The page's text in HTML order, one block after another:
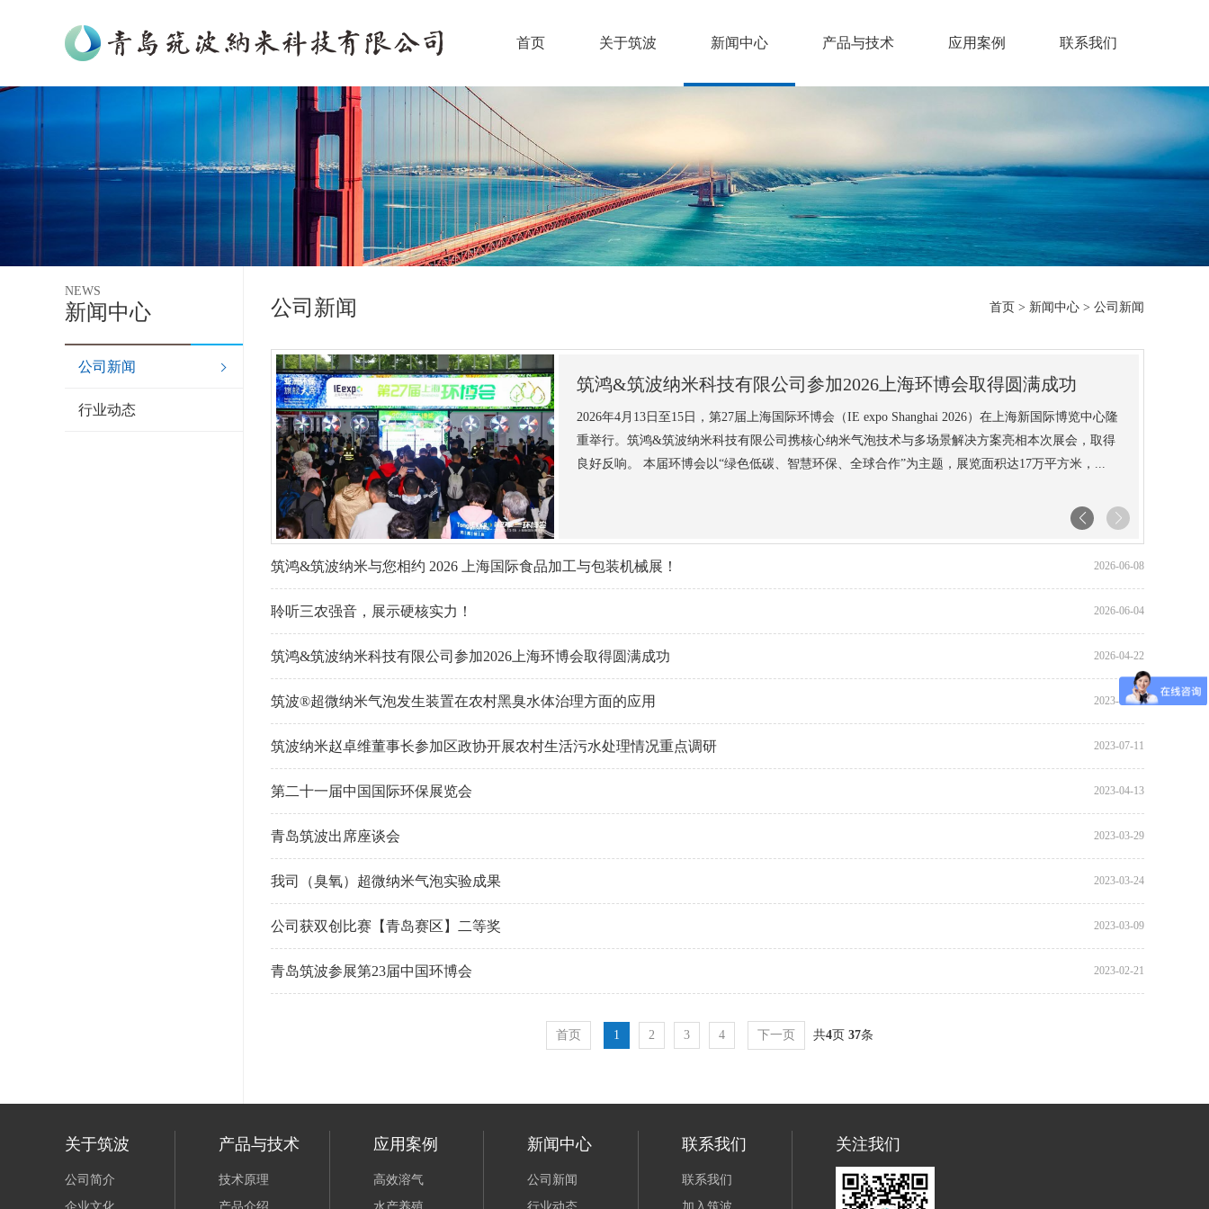
首页 关于筑波 新闻中心 产品与技术 应用案例 联系我们
NEWS
新闻中心
公司新闻
行业动态
公司新闻 首页 > 新闻中心 > 公司新闻
市乡村产业招商大会！近日，北京市乡村产
筑鸿&筑波纳米科技有限公司参加2026上海环博会取得圆满成功
2026年4月13日至15日，第27届上海国际环博会（IE expo Shanghai 2026）在上海新国际博览中心隆
重举行。筑鸿&筑波纳米科技有限公司携核心纳米气泡技术与多场景解决方案亮相本次展会，取得
良好反响。 本届环博会以“绿色低碳、智慧环保、全球合作”为主题，展览面积达17万平方米，...
筑鸿&筑波纳米与您相约 2026 上海国际食品加工与包装机械展！ 2026-06-08
聆听三农强音，展示硬核实力！ 2026-06-04
筑鸿&筑波纳米科技有限公司参加2026上海环博会取得圆满成功 2026-04-22
筑波®超微纳米气泡发生装置在农村黑臭水体治理方面的应用 2023-12-06
筑波纳米赵卓维董事长参加区政协开展农村生活污水处理情况重点调研 2023-07-11
第二十一届中国国际环保展览会 2023-04-13
青岛筑波出席座谈会 2023-03-29
我司（臭氧）超微纳米气泡实验成果 2023-03-24
公司获双创比赛【青岛赛区】二等奖 2023-03-09
青岛筑波参展第23届中国环博会 2023-02-21
首页 1 2 3 4 下一页 共4页 37条
关于筑波
公司简介
产品与技术
技术原理
应用案例
高效溶气
新闻中心
公司新闻
联系我们
联系我们
关注我们